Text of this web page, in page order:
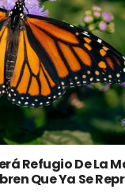
Refugio De La
Que Ya Se